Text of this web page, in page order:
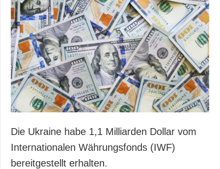
Wirtschaft
Militär
Gesellschaft und
Kultur
Sport
Kriminalität
Notstand und
Notfälle
und zum Schutz
personenbezogener
Daten
ZUSÄTZLICH
Veröffentlichungen
Interview
LEISTUNGEN
Abonnement
Die Ukraine habe 1,1 Milliarden Dollar vom
Internationalen Währungsfonds (IWF)
bereitgestellt erhalten.